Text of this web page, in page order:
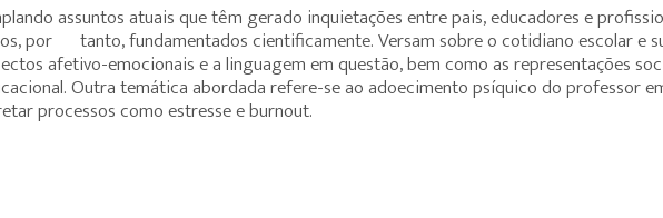
assuntos atuais que têm gerado inquietações entre pais, educadores e
por¬tanto, fundamentados cientificamente. Versam sobre o cotidiano escolar e
afetivo-emocionais e a linguagem em questão, bem como as representações
Outra temática abordada refere-se ao adoecimento psíquico do professor
processos como estresse e burnout.